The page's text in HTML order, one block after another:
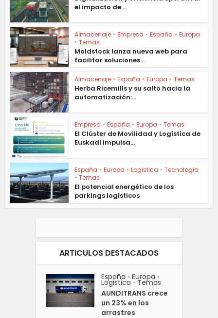
el impacto de...
Almacenaje • Empresa • España • Europa
• Temas
Moldstock lanza nueva web para
facilitar soluciones...
Almacenaje • España • Europa • Temas
Herba Ricemills y su salto hacia la
automatización:...
Empresa • España • Europa • Temas
El Clúster de Movilidad y Logística de
Euskadi impulsa...
España • Europa • Logistica • Tecnologia
• Temas
El potencial energético de los
parkings logísticos
ARTICULOS DESTACADOS
España • Europa •
Logistica • Temas
AUNDITRANS crece
un 23% en los
arrastres